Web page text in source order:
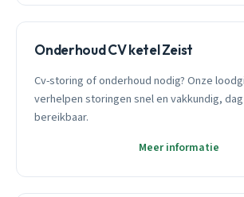
Onderhoud CV ketel Zeist
Cv-storing of onderhoud nodig? Onze
verhelpen storingen snel en vakkundig,
bereikbaar.
Meer informatie